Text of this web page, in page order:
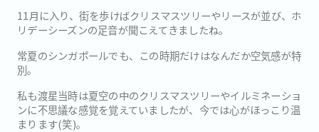
11月に入り、街を歩けばクリスマスツリーやリースが並び、ホ
リデーシーズンの足音が聞こえてきましたね。
常夏のシンガポールでも、この時期だけはなんだか空気感が特
別。
私も渡星当時は夏空の中のクリスマスツリーやイルミネーショ
ンに不思議な感覚を覚えていましたが、今では心がほっこり温
まります(笑)。